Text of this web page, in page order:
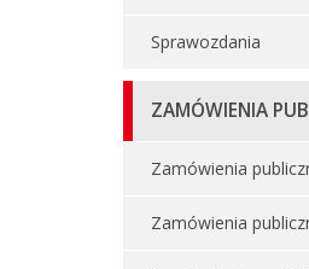
Sprawozdania
ZAMÓWIENIA
Zamówienia
Zamówienia